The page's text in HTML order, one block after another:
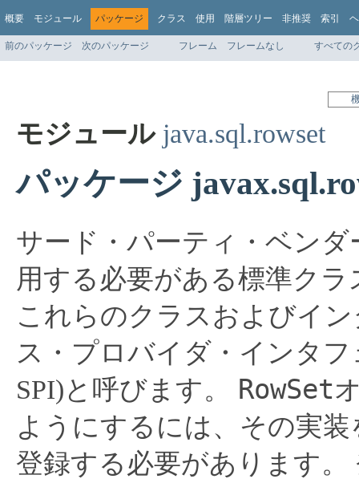
概要 モジュール パッケージ クラス 使用 階層ツリー 非推奨 索引
前のパッケージ 次のパッケージ フレーム フレームなし すべての
モジュール java.sql.rowset
パッケージ
サード・パーティ・ベン
用する必要がある標準ク
これらのクラスおよびイ
ス・プロバイダ・インタフ
SPI)と呼びます。
RowSet
ようにするには、その実装
登録する必要があります。